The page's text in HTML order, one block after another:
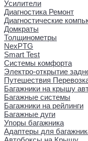
Усилители
Диагностика Ремонт
Диагностические
Домкраты
Толщинометры
NexPTG
Smart Test
Системы комфорта
Электро-открытие
Путешествия
Багажники на крышу
Багажные системы
Багажники на рейлинги
Багажные дуги
Упоры багажника
Адаптеры для